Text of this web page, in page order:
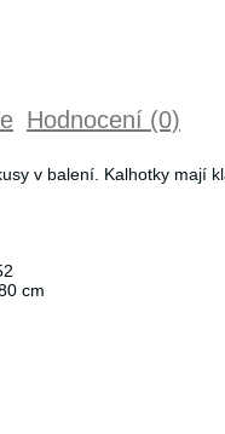
Hodnocení (0)
v balení. Kalhotky mají
cm